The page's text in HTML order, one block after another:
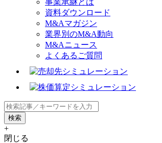
資料ダウンロード
M&Aマガジン
業界別のM&A動向
M&Aニュース
よくあるご質問
+
閉じる